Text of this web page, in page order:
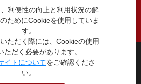
広告掲載について
台東区役所観光課
東京都台東区東上野4丁目5番6号
TEL：03-5246-1151
利便性の向上と利用状況の解
ためにCookieを使用していま
す。
ただく際には、Cookieの使用
ただく必要があります。
イトについてをご確認くださ
い。